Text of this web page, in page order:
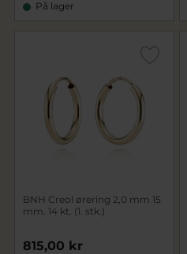
På lager
BNH Creol ørering 2,0 mm 15
mm. 14 kt. (1. stk.)
815,00 kr